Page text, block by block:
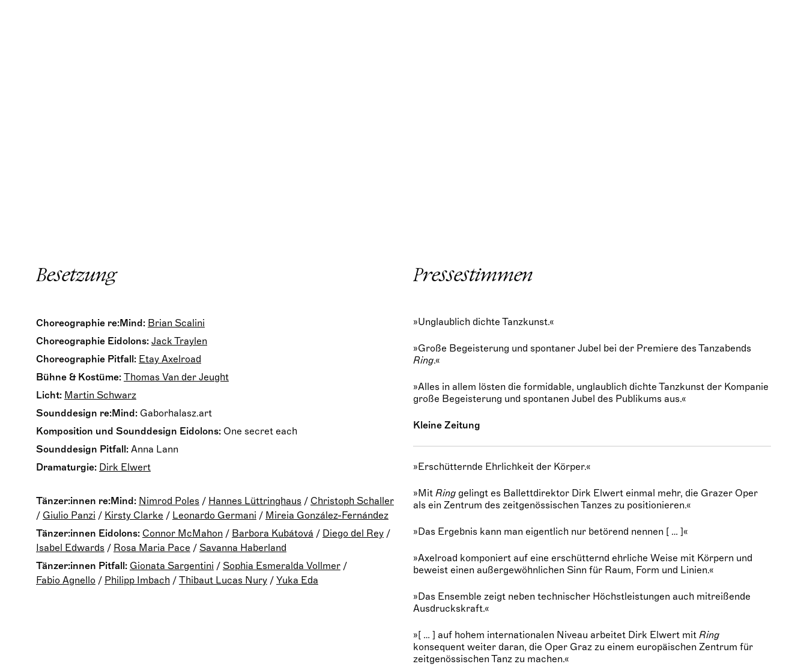
Besetzung
Choreographie re:Mind: Brian Scalini
Choreographie Eidolons: Jack Traylen
Choreographie Pitfall: Etay Axelroad
Bühne & Kostüme: Thomas Van der Jeught
Licht: Martin Schwarz
Sounddesign re:Mind: Gaborhalasz.art
Komposition und Sounddesign Eidolons: One secret each
Sounddesign Pitfall: Anna Lann
Dramaturgie: Dirk Elwert
Tänzer:innen re:Mind: Nimrod Poles / Hannes Lüttringhaus / Christoph Schaller
/ Giulio Panzi / Kirsty Clarke / Leonardo Germani / Mireia González-Fernández
Tänzer:innen Eidolons: Connor McMahon / Barbora Kubátová / Diego del Rey /
Isabel Edwards / Rosa Maria Pace / Savanna Haberland
Tänzer:innen Pitfall: Gionata Sargentini / Sophia Esmeralda Vollmer /
Fabio Agnello / Philipp Imbach / Thibaut Lucas Nury / Yuka Eda
Pressestimmen
»Unglaublich dichte Tanzkunst.«
»Große Begeisterung und spontaner Jubel bei der Premiere des Tanzabends
Ring.«
»Alles in allem lösten die formidable, unglaublich dichte Tanzkunst der Kompanie
große Begeisterung und spontanen Jubel des Publikums aus.«
Kleine Zeitung
»Erschütternde Ehrlichkeit der Körper.«
»Mit Ring gelingt es Ballettdirektor Dirk Elwert einmal mehr, die Grazer Oper
als ein Zentrum des zeitgenössischen Tanzes zu positionieren.«
»Das Ergebnis kann man eigentlich nur betörend nennen [ … ]«
»Axelroad komponiert auf eine erschütternd ehrliche Weise mit Körpern und
beweist einen außergewöhnlichen Sinn für Raum, Form und Linien.«
»Das Ensemble zeigt neben technischer Höchstleistungen auch mitreißende
Ausdruckskraft.«
»[ … ] auf hohem internationalen Niveau arbeitet Dirk Elwert mit Ring
konsequent weiter daran, die Oper Graz zu einem europäischen Zentrum für
zeitgenössischen Tanz zu machen.«